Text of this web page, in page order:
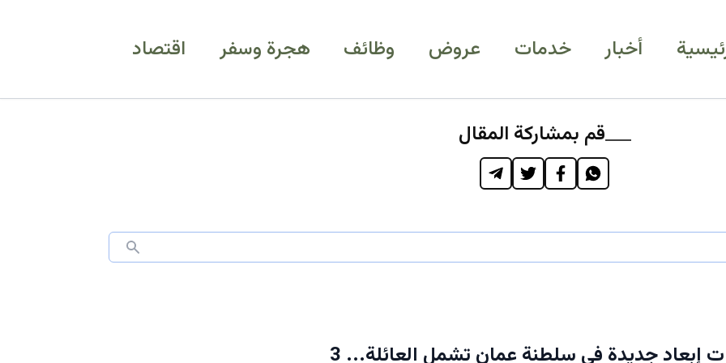
أخبار خدمات عروض وظائف هجرة وسفر اقتصاد
قم بمشاركة المقال
عاجل: قرارات إبعاد جديدة في سلطنة عمان تشمل العائلة... 3